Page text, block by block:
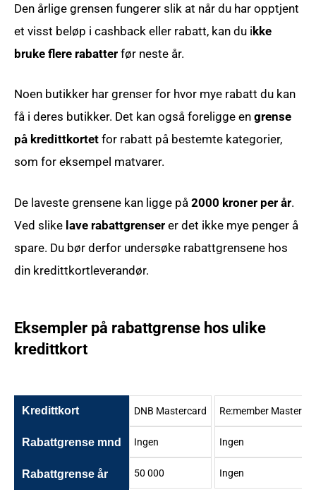
Den årlige grensen fungerer slik at når du har opptjent
et visst beløp i cashback eller rabatt, kan du ikke
bruke flere rabatter før neste år.
Noen butikker har grenser for hvor mye rabatt du kan
få i deres butikker. Det kan også foreligge engrense
på kredittkortet for rabatt på bestemte kategorier,
som for eksempel matvarer.
De laveste grensene kan ligge på2000 kroner per år.
Ved slike lave rabattgrenser er det ikke mye penger å
spare. Du bør derfor undersøke rabattgrensene hos
din kredittkortleverandør.
Eksempler på rabattgrense hos ulike
kredittkort
Kredittkort
Rabattgrense mnd
Rabattgrense år
DNB Mastercard
Ingen
50 000
Re:member
Ingen
Ingen